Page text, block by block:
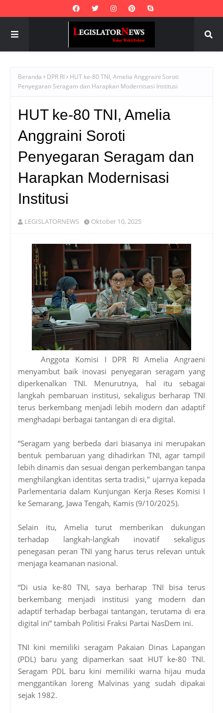
Beranda DPR RI
HUT ke-80 TNI, Amelia Anggraini Soroti
Penyegaran Seragam dan Harapkan Modernisasi Institusi
HUT ke-80 TNI, Amelia
Anggraini Soroti
Penyegaran Seragam dan
Harapkan Modernisasi
Institusi
LEGISLATORNEWS Oktober 10, 2025
Anggota Komisi I DPR RI Amelia Angraeni
menyambut baik inovasi penyegaran seragam yang
diperkenalkan TNI. Menurutnya, hal itu sebagai
langkah pembaruan institusi, sekaligus berharap TNI
terus berkembang menjadi lebih modern dan adaptif
menghadapi berbagai tantangan di era digital.
“Seragam yang berbeda dari biasanya ini merupakan
bentuk pembaruan yang dihadirkan TNI, agar tampil
lebih dinamis dan sesuai dengan perkembangan tanpa
menghilangkan identitas serta tradisi," ujarnya kepada
Parlementaria dalam Kunjungan Kerja Reses Komisi I
ke Semarang, Jawa Tengah, Kamis (9/10/2025).
Selain itu, Amelia turut memberikan dukungan
terhadap langkah-langkah inovatif sekaligus
penegasan peran TNI yang harus terus relevan untuk
menjaga keamanan nasional.
“Di usia ke-80 TNI, saya berharap TNI bisa terus
berkembang menjadi institusi yang modern dan
adaptif terhadap berbagai tantangan, terutama di era
digital ini” tambah Politisi Fraksi Partai NasDem ini.
TNI kini memiliki seragam Pakaian Dinas Lapangan
(PDL) baru yang dipamerkan saat HUT ke-80 TNI.
Seragam PDL baru kini memiliki warna hijau muda
menggantikan loreng Malvinas yang sudah dipakai
sejak 1982.